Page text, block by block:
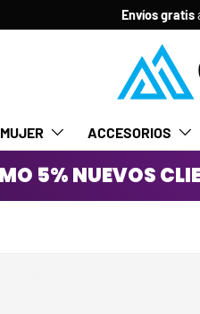
Envíos gratis
MUJER ACCESORIOS
5% NUEVOS